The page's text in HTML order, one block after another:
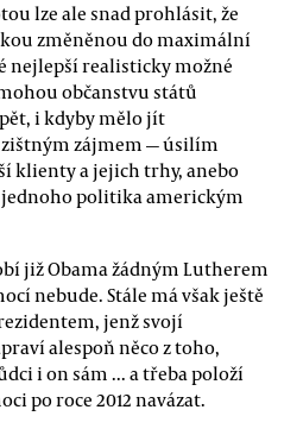
lze ale snad prohlásit, že
změněnou do maximální
nejlepší realisticky možné
občanstvu států
i kdyby mělo jít
zájmem — úsilím
klienty a jejich trhy, anebo
politika americkým
již Obama žádným Lutherem
nebude. Stále má však ještě
jenž svojí
alespoň něco z toho,
i on sám ... a třeba položí
po roce 2012 navázat.